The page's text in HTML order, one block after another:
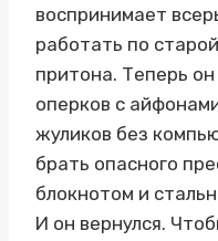
воспринимает
работать по
притона. Теперь
оперков с
жуликов без
брать опасного
блокнотом и
И он вернулся.